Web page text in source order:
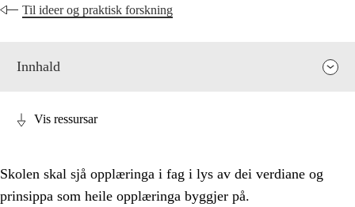
Til ideer og praktisk forskning
Innhald
Vis ressursar
Skolen skal sjå opplæringa i fag i lys av dei verdiane og
prinsippa som heile opplæringa byggjer på.